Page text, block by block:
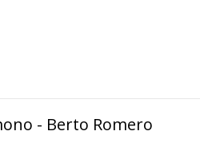
- Berto Romero